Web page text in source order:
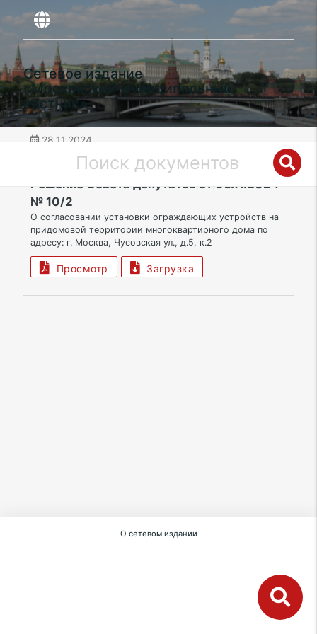
Сетевое издание
«Московский муниципальный
вестник»
28.11.2024
ВАО | Муниципальный округ Гольяново
Решение Совета депутатов от 06.11.2024
№ 10/2
О согласовании установки ограждающих устройств на
придомовой территории многоквартирного дома по
адресу: г. Москва, Чусовская ул., д.5, к.2
Просмотр Загрузка
О сетевом издании